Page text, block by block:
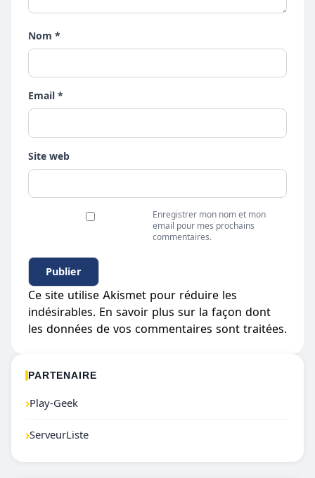
Nom *
Email *
Site web
Enregistrer mon nom et mon
email pour mes prochains
commentaires.
Ce site utilise Akismet pour réduire les
indésirables. En savoir plus sur la façon dont
les données de vos commentaires sont traitées.
PARTENAIRE
›Play-Geek
›ServeurListe